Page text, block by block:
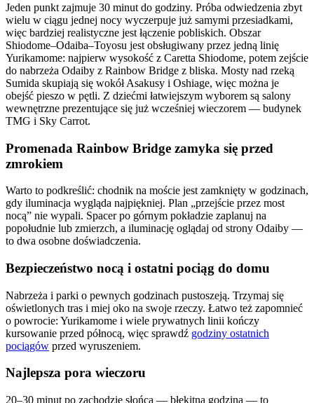
Jeden punkt zajmuje 30 minut do godziny. Próba odwiedzenia zbyt
wielu w ciągu jednej nocy wyczerpuje już samymi przesiadkami,
więc bardziej realistyczne jest łączenie pobliskich. Obszar
Shiodome–Odaiba–Toyosu jest obsługiwany przez jedną linię
Yurikamome: najpierw wysokość z Caretta Shiodome, potem zejście
do nabrzeża Odaiby z Rainbow Bridge z bliska. Mosty nad rzeką
Sumida skupiają się wokół Asakusy i Oshiage, więc można je
obejść pieszo w pętli. Z dziećmi łatwiejszym wyborem są salony
wewnętrzne prezentujące się już wcześniej wieczorem — budynek
TMG i Sky Carrot.
Promenada Rainbow Bridge zamyka się przed
zmrokiem
Warto to podkreślić: chodnik na moście jest zamknięty w godzinach,
gdy iluminacja wygląda najpiękniej. Plan „przejście przez most
nocą” nie wypali. Spacer po górnym pokładzie zaplanuj na
popołudnie lub zmierzch, a iluminację oglądaj od strony Odaiby —
to dwa osobne doświadczenia.
Bezpieczeństwo nocą i ostatni pociąg do domu
Nabrzeża i parki o pewnych godzinach pustoszeją. Trzymaj się
oświetlonych tras i miej oko na swoje rzeczy. Łatwo też zapomnieć
o powrocie: Yurikamome i wiele prywatnych linii kończy
kursowanie przed północą, więc sprawdź godziny ostatnich
pociągów przed wyruszeniem.
Najlepsza pora wieczoru
20–30 minut po zachodzie słońca — błękitna godzina — to